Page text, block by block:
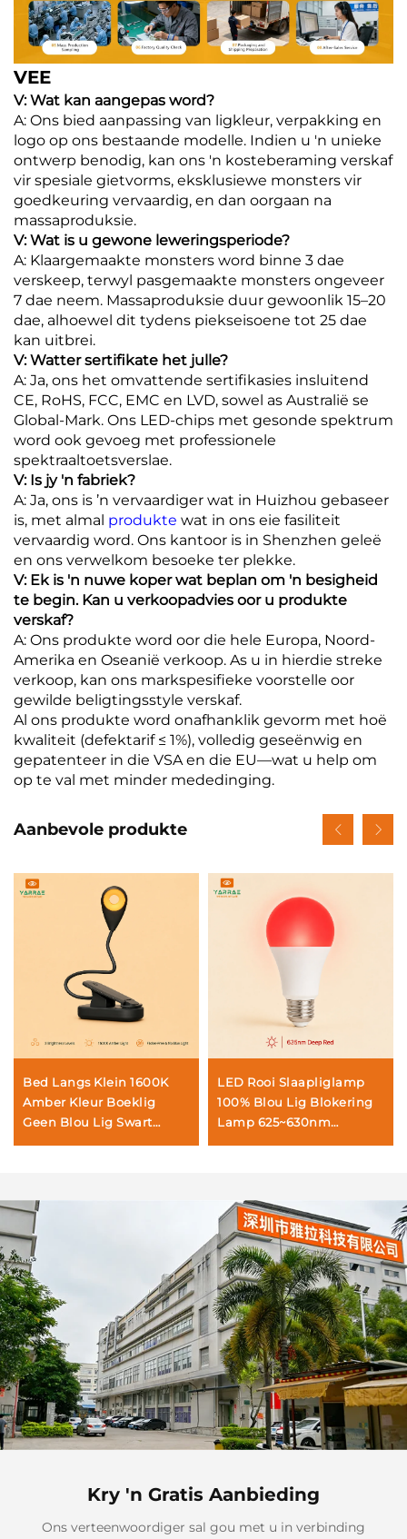
VEE
V: Wat kan aangepas word?
A: Ons bied aanpassing van ligkleur, verpakking en
logo op ons bestaande modelle. Indien u 'n unieke
ontwerp benodig, kan ons 'n kosteberaming verskaf
vir spesiale gietvorms, eksklusiewe monsters vir
goedkeuring vervaardig, en dan oorgaan na
massaproduksie.
V: Wat is u gewone leweringsperiode?
A: Klaargemaakte monsters word binne 3 dae
verskeep, terwyl pasgemaakte monsters ongeveer
7 dae neem. Massaproduksie duur gewoonlik 15–20
dae, alhoewel dit tydens piekseisoene tot 25 dae
kan uitbrei.
V: Watter sertifikate het julle?
A: Ja, ons het omvattende sertifikasies insluitend
CE, RoHS, FCC, EMC en LVD, sowel as Australië se
Global-Mark. Ons LED-chips met gesonde spektrum
word ook gevoeg met professionele
spektraaltoetsverslae.
V: Is jy 'n fabriek?
A: Ja, ons is ’n vervaardiger wat in Huizhou gebaseer
is, met almal produkte wat in ons eie fasiliteit
vervaardig word. Ons kantoor is in Shenzhen geleë
en ons verwelkom besoeke ter plekke.
V: Ek is 'n nuwe koper wat beplan om 'n besigheid
te begin. Kan u verkoopadvies oor u produkte
verskaf?
A: Ons produkte word oor die hele Europa, Noord-
Amerika en Oseanië verkoop. As u in hierdie streke
verkoop, kan ons markspesifieke voorstelle oor
gewilde beligtingsstyle verskaf.
Al ons produkte word onafhanklik gevorm met hoë
kwaliteit (defektarif ≤ 1%), volledig geseënwig en
gepatenteer in die VSA en die EU—wat u help om
op te val met minder mededinging.
Aanbevole produkte
Bed Langs Klein 1600K
Amber Kleur Boeklig
Geen Blou Lig Swart
Liggaam LED Boeklig
LED Rooi Slaapliglamp
100% Blou Lig Blokering
Lamp 625~630nm
Bevordering van
E27 Basislampe vir
Slaapkamer Woonkamer
Kry 'n Gratis Aanbieding
Ons verteenwoordiger sal gou met u in verbinding